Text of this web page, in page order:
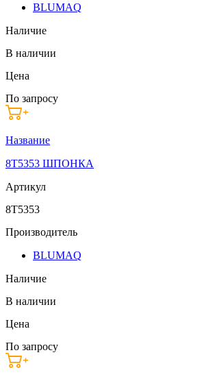
BLUMAQ
Наличие
В наличии
Цена
По запросу
Название
8T5353 ШПОНКА
Артикул
8T5353
Производитель
BLUMAQ
Наличие
В наличии
Цена
По запросу